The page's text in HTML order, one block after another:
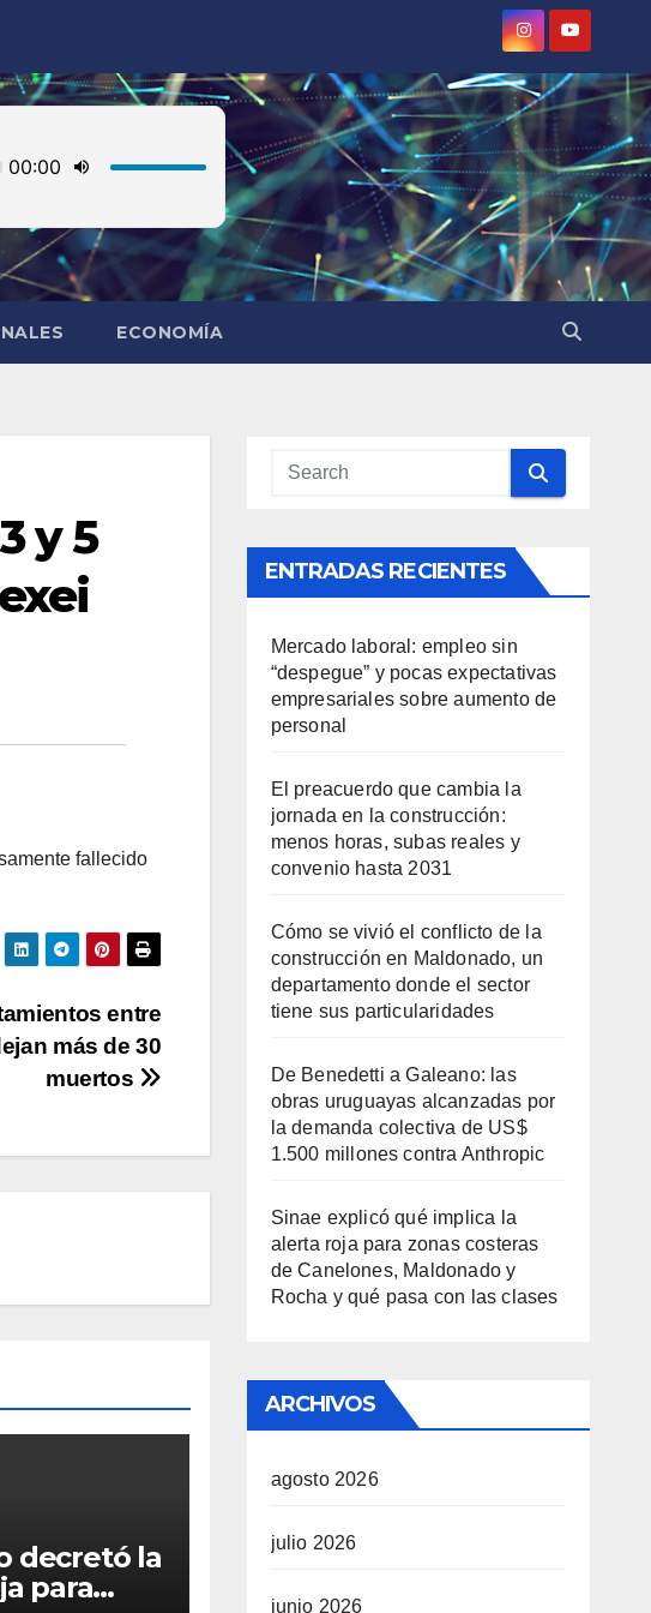
ECONOMÍA
y 5
fallecido
entre
más de 30
muertos
decretó la
para
ENTRADAS RECIENTES
Mercado laboral: empleo sin
“despegue” y pocas expectativas
empresariales sobre aumento de
personal
El preacuerdo que cambia la
jornada en la construcción:
menos horas, subas reales y
convenio hasta 2031
Cómo se vivió el conflicto de la
construcción en Maldonado, un
departamento donde el sector
tiene sus particularidades
De Benedetti a Galeano: las
obras uruguayas alcanzadas por
la demanda colectiva de US$
1.500 millones contra Anthropic
Sinae explicó qué implica la
alerta roja para zonas costeras
de Canelones, Maldonado y
Rocha y qué pasa con las clases
ARCHIVOS
agosto 2026
julio 2026
junio 2026